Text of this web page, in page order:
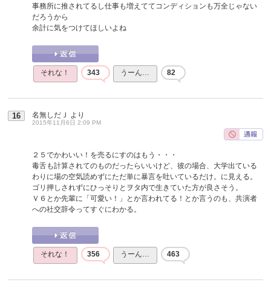
事務所に推されてるし仕事も増えててコンディションも万全じゃない
だろうから
余計に気をつけてほしいよね
それな！ 343 うーん… 82
16 名無しだＪ より
2015年11月6日 2:09 PM
２５でかわいい！を売るにすのはもう・・・
毒舌も計算されてのものだったらいいけど、彼の場合、大学出ている
わりに場の空気読めずにただ単に暴言を吐いているだけ。に見える。
ゴリ押しされずにひっそりとヲタ内で生きていた方が良さそう。
Ｖ６とか先輩に「可愛い！」とか言われてる！とか言うのも、共演者
への社交辞令ってすぐにわかる。
それな！ 356 うーん… 463